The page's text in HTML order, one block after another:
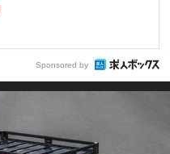
Sponsored by